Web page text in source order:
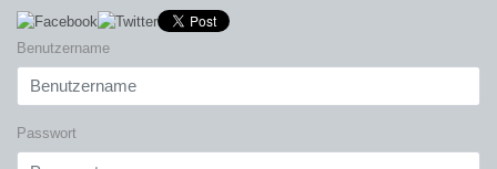
Benutzername
Passwort